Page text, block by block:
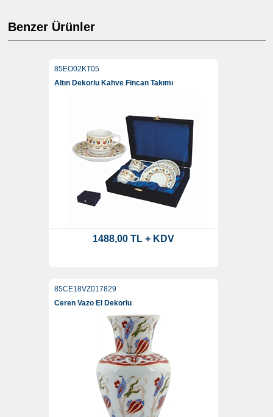
Benzer Ürünler
85EO02KT05
Altın Dekorlu Kahve Fincan Takımı
1488,00 TL + KDV
85CE18VZ017829
Ceren Vazo El Dekorlu